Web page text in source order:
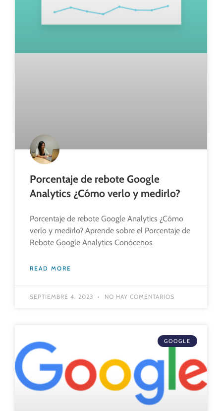
Porcentaje de rebote Google
Analytics ¿Cómo verlo y medirlo?
Porcentaje de rebote Google Analytics ¿Cómo
verlo y medirlo? Aprende sobre el Porcentaje de
Rebote Google Analytics Conócenos
READ MORE
SEPTIEMBRE 4, 2023 NO HAY COMENTARIOS
GOOGLE